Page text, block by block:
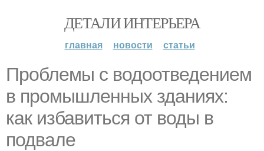
ДЕТАЛИ ИНТЕРЬЕРА
главная новости статьи
Проблемы с водоотведением
в промышленных зданиях:
как избавиться от воды в
подвале